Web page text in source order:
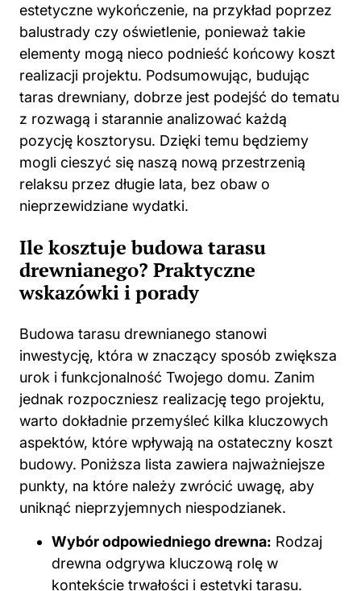
estetyczne wykończenie, na przykład poprzez
balustrady czy oświetlenie, ponieważ takie
elementy mogą nieco podnieść końcowy koszt
realizacji projektu. Podsumowując, budując
taras drewniany, dobrze jest podejść do tematu
z rozwagą i starannie analizować każdą
pozycję kosztorysu. Dzięki temu będziemy
mogli cieszyć się naszą nową przestrzenią
relaksu przez długie lata, bez obaw o
nieprzewidziane wydatki.
Ile kosztuje budowa tarasu
drewnianego? Praktyczne
wskazówki i porady
Budowa tarasu drewnianego stanowi
inwestycję, która w znaczący sposób zwiększa
urok i funkcjonalność Twojego domu. Zanim
jednak rozpoczniesz realizację tego projektu,
warto dokładnie przemyśleć kilka kluczowych
aspektów, które wpływają na ostateczny koszt
budowy. Poniższa lista zawiera najważniejsze
punkty, na które należy zwrócić uwagę, aby
uniknąć nieprzyjemnych niespodzianek.
Wybór odpowiedniego drewna: Rodzaj
drewna odgrywa kluczową rolę w
kontekście trwałości i estetyki tarasu.